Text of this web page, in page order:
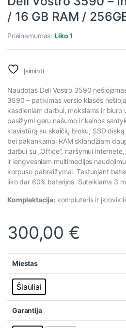
/ 16 GB RAM /
Prieinamumas:Liko 1
Įsiminti
Naudotas Dell Vostro 3590
3590 – patikimas verslo klasės
kasdieniam darbui, mokslams ir biuro
pasižymi geru našumo ir kainos
klaviatūrą su skaičių bloku, SSD
bei pakankamai RAM sklandžiam
darbui su „Office“, naršymui
ir lengvesniam multimedijos
korpuso pabraižymai. Testuojant
liko dar 60% baterijos. Suteikiama 3
Komplektacija: kompiuteris ir
300,00 €
Miestas
Šiauliai
Garantija